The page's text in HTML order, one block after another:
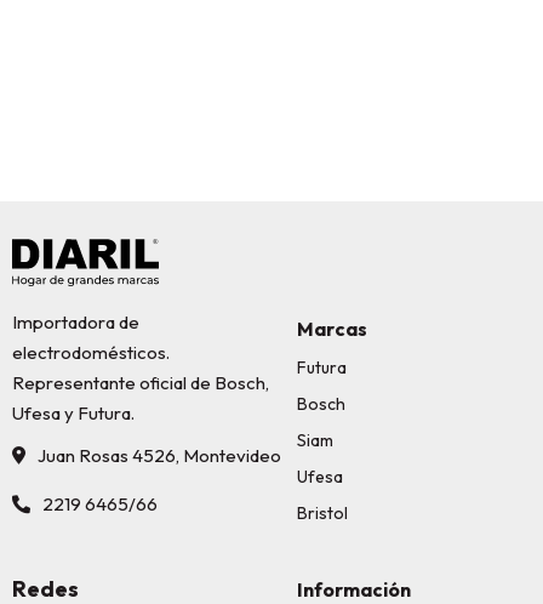
Importadora de
electrodomésticos.
Representante oficial de Bosch,
Ufesa y Futura.
Juan Rosas 4526, Montevideo
2219 6465/66
Marcas
Futura
Bosch
Siam
Ufesa
Bristol
Información
Redes